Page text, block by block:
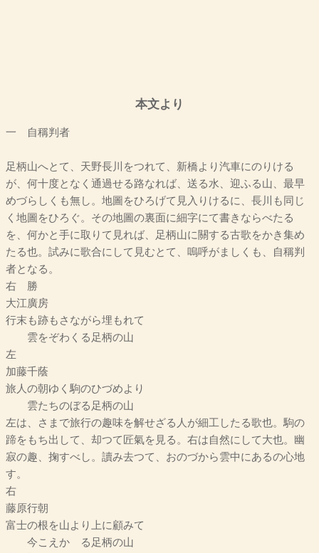
本文より
一 自稱判者
足柄山へとて、天野長川をつれて、新橋より汽車にのりける
が、何十度となく通過せる路なれば、送る水、迎ふる山、最早
めづらしくも無し。地圖をひろげて見入りけるに、長川も同じ
く地圖をひろぐ。その地圖の裏面に細字にて書きならべたる
を、何かと手に取りて見れば、足柄山に關する古歌をかき集め
たる也。試みに歌合にして見むとて、嗚呼がましくも、自稱判
者となる。
右 勝
大江廣房
行末も跡もさながら埋もれて
雲をぞわくる足柄の山
左
加藤千蔭
旅人の朝ゆく駒のひづめより
雲たちのぼる足柄の山
左は、さまで旅行の趣味を解せざる人が細工したる歌也。駒の
蹄をもち出して、却つて匠氣を見る。右は自然にして大也。幽
寂の趣、掬すべし。讀み去つて、おのづから雲中にあるの心地
す。
右
藤原行朝
富士の根を山より上に顧みて
今こえかゝる足柄の山